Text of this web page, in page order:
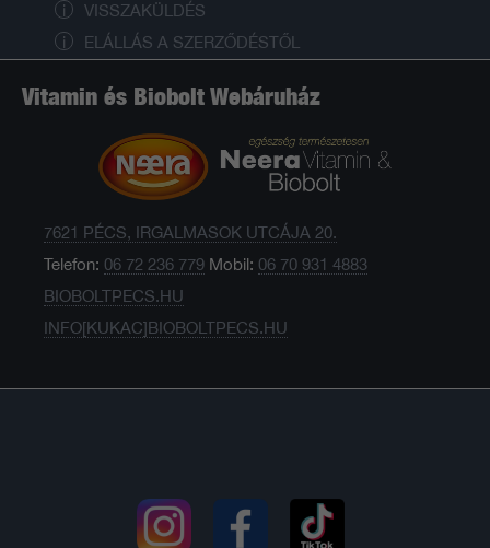
VISSZAKÜLDÉS
ELÁLLÁS A SZERZŐDÉSTŐL
Vitamin és Biobolt Webáruház
7621 PÉCS, IRGALMASOK UTCÁJA 20.
Telefon: 06 72 236 779 Mobil: 06 70 931 4883
BIOBOLTPECS.HU
INFO[KUKAC]BIOBOLTPECS.HU